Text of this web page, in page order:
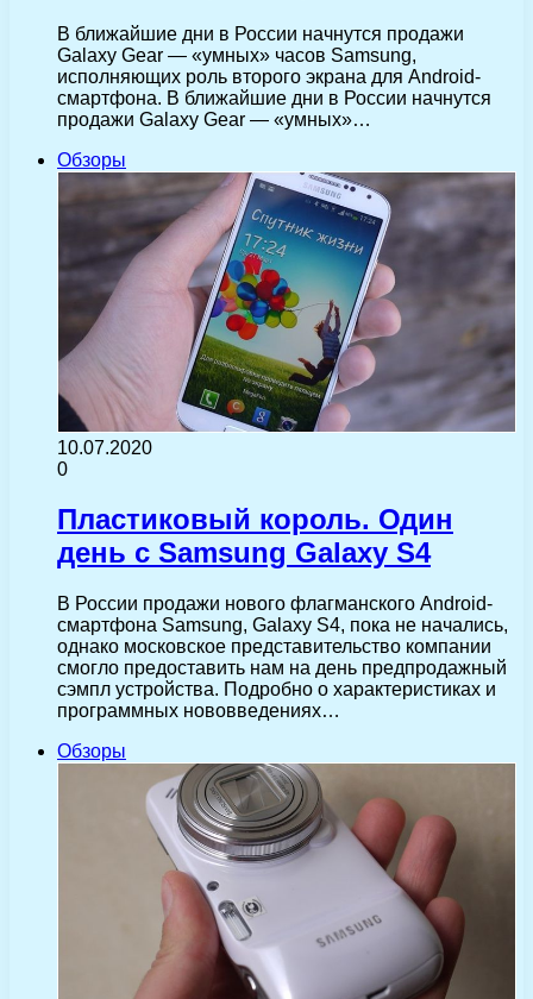
В ближайшие дни в России начнутся продажи
Galaxy Gear — «умных» часов Samsung,
исполняющих роль второго экрана для Android-
смартфона. В ближайшие дни в России начнутся
продажи Galaxy Gear — «умных»…
Обзоры
10.07.2020
0
Пластиковый король. Один
день с Samsung Galaxy S4
В России продажи нового флагманского Android-
смартфона Samsung, Galaxy S4, пока не начались,
однако московское представительство компании
смогло предоставить нам на день предпродажный
сэмпл устройства. Подробно о характеристиках и
программных нововведениях…
Обзоры